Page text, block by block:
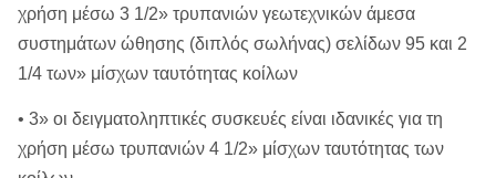
χρήση μέσω 3 1/2» τρυπανιών γεωτεχνικών άμεσα
συστημάτων ώθησης (διπλός σωλήνας) σελίδων 95 και 2
1/4 των» μίσχων ταυτότητας κοίλων
• 3» οι δειγματοληπτικές συσκευές είναι ιδανικές για τη
χρήση μέσω τρυπανιών 4 1/2» μίσχων ταυτότητας των